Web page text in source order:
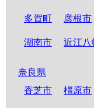
多賀町 彦根市
湖南市 近江八
奈良県
香芝市
橿原市